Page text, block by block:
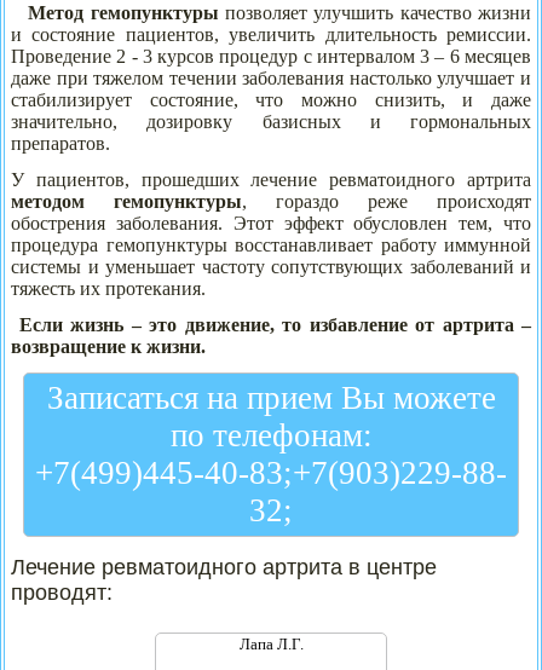
Метод гемопунктуры позволяет улучшить качество жизни
и состояние пациентов, увеличить длительность ремиссии.
Проведение 2 - 3 курсов процедур с интервалом 3 – 6 месяцев
даже при тяжелом течении заболевания настолько улучшает и
стабилизирует состояние, что можно снизить, и даже
значительно, дозировку базисных и гормональных
препаратов.
У пациентов, прошедших лечение ревматоидного артрита
методом гемопунктуры, гораздо реже происходят
обострения заболевания. Этот эффект обусловлен тем, что
процедура гемопунктуры восстанавливает работу иммунной
системы и уменьшает частоту сопутствующих заболеваний и
тяжесть их протекания.
Если жизнь – это движение, то избавление от артрита –
возвращение к жизни.
Записаться на прием Вы можете
по телефонам:
+7(499)445-40-83;+7(903)229-88-
32;
Лечение ревматоидного артрита в центре
проводят:
Лапа Л.Г.